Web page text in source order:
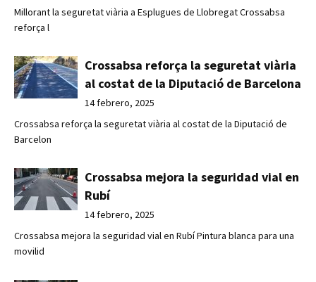
Millorant la seguretat viària a Esplugues de Llobregat Crossabsa
reforça l
Crossabsa reforça la seguretat viària
al costat de la Diputació de Barcelona
14 febrero, 2025
Crossabsa reforça la seguretat viària al costat de la Diputació de
Barcelon
Crossabsa mejora la seguridad vial en
Rubí
14 febrero, 2025
Crossabsa mejora la seguridad vial en Rubí Pintura blanca para una
movilid